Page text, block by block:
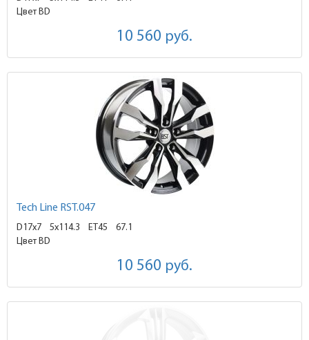
Цвет BD
10 560 руб.
Tech Line RST.047
D17x7 5x114.3 ET45
67.1
Цвет BD
10 560 руб.